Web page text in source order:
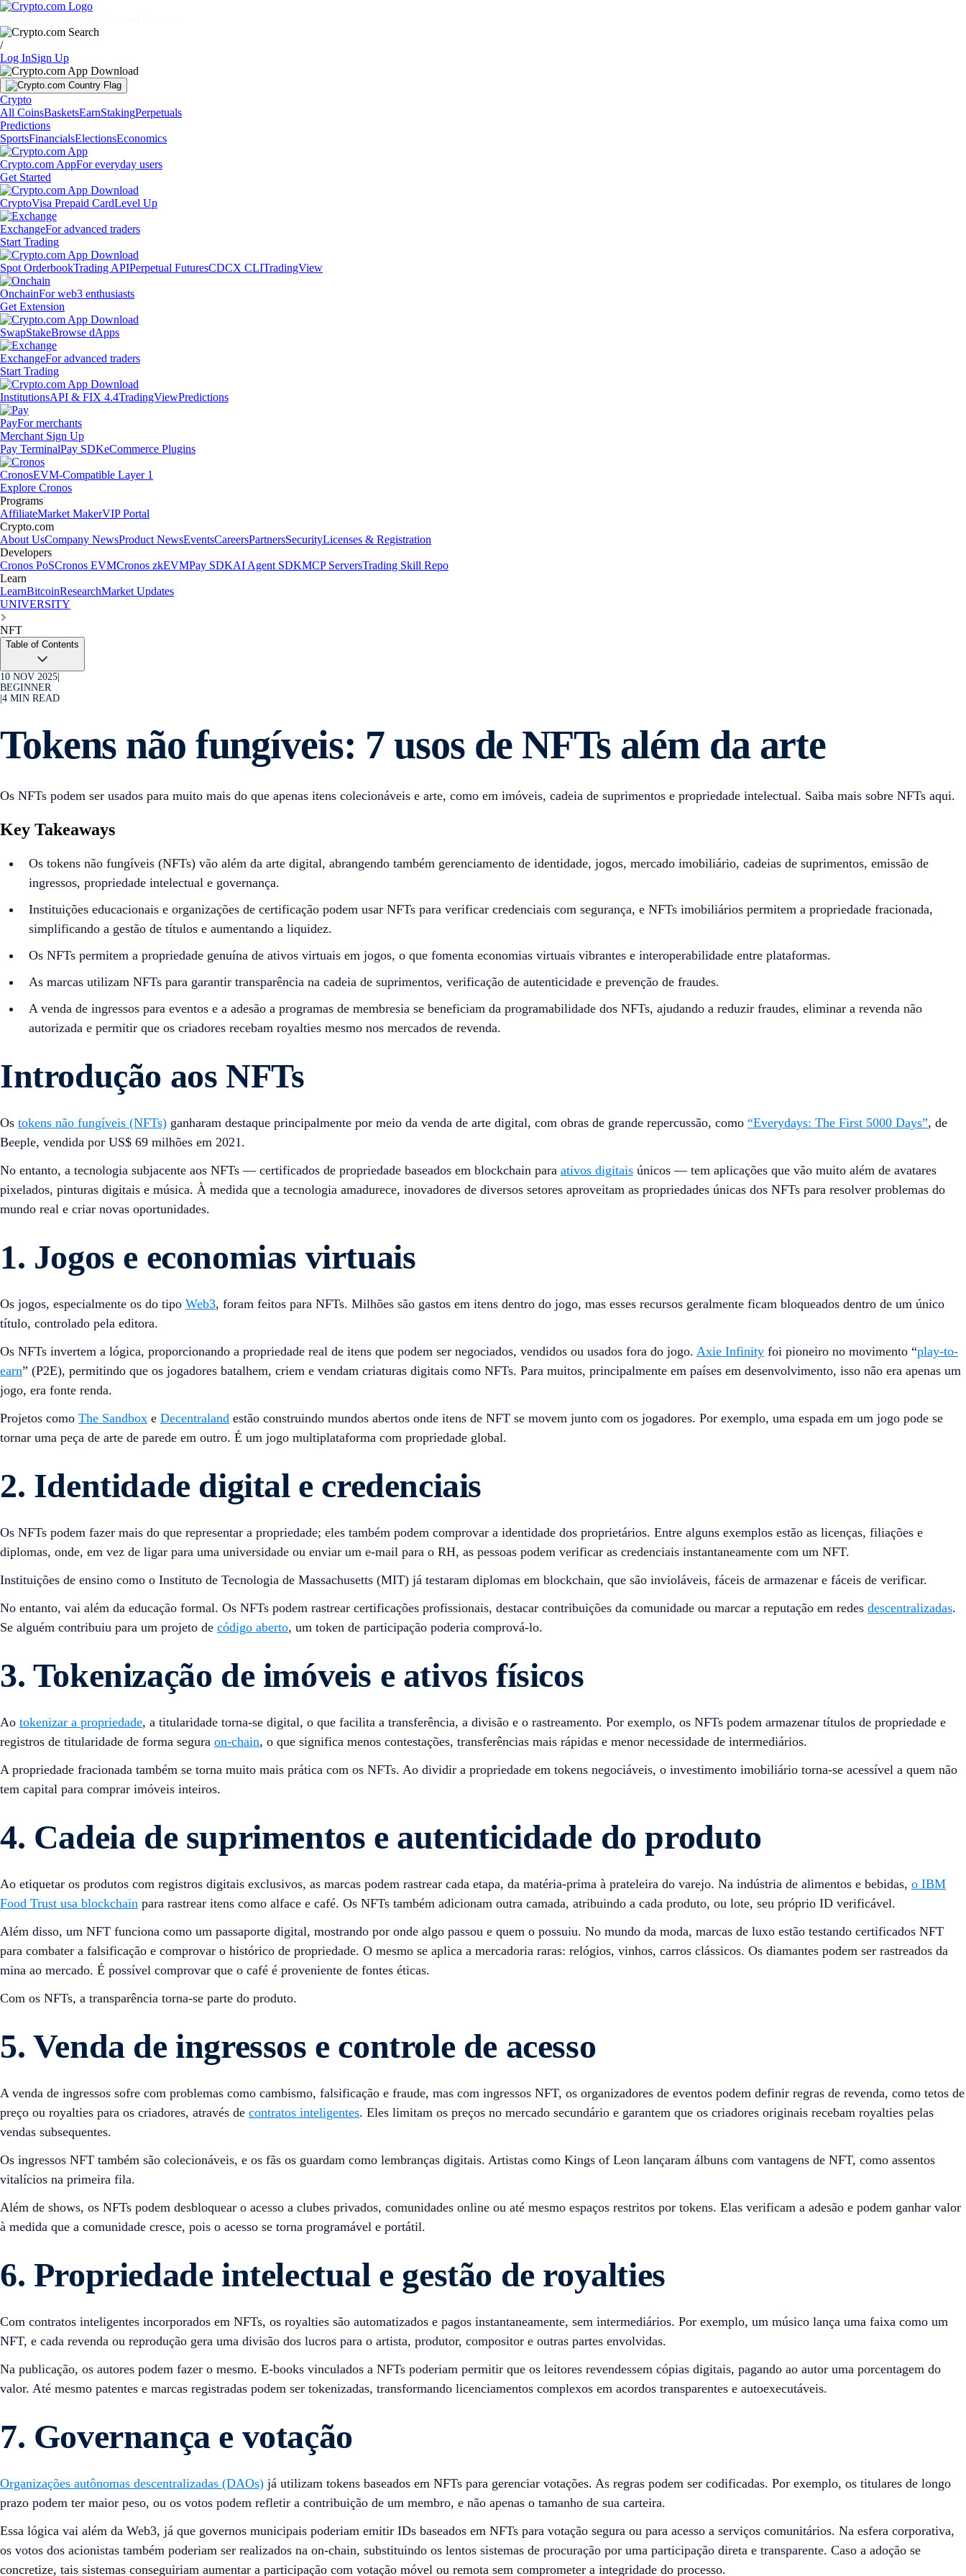
/
Log InSign Up
Crypto
All CoinsBasketsEarnStakingPerpetuals
Predictions
SportsFinancialsElectionsEconomics
Crypto.com AppFor everyday users
Get Started
CryptoVisa Prepaid CardLevel Up
ExchangeFor advanced traders
Start Trading
Spot OrderbookTrading APIPerpetual FuturesCDCX CLITradingView
OnchainFor web3 enthusiasts
Get Extension
SwapStakeBrowse dApps
ExchangeFor advanced traders
Start Trading
InstitutionsAPI & FIX 4.4TradingViewPredictions
PayFor merchants
Merchant Sign Up
Pay TerminalPay SDKeCommerce Plugins
CronosEVM-Compatible Layer 1
Explore Cronos
Programs
AffiliateMarket MakerVIP Portal
Crypto.com
About UsCompany NewsProduct NewsEventsCareersPartnersSecurityLicenses & Registration
Developers
Cronos PoSCronos EVMCronos zkEVMPay SDKAI Agent SDKMCP ServersTrading Skill Repo
Learn
LearnBitcoinResearchMarket Updates
UNIVERSITY
NFT
Table of Contents
10 NOV 2025
BEGINNER
4 MIN READ
Tokens não fungíveis: 7 usos de NFTs além da arte
Os NFTs podem ser usados para muito mais do que apenas itens colecionáveis e arte, como em imóveis, cadeia de suprimentos e propriedade intelectual. Saiba mais sobre NFTs aqui.
Key Takeaways
Os tokens não fungíveis (NFTs) vão além da arte digital, abrangendo também gerenciamento de identidade, jogos, mercado imobiliário, cadeias de suprimentos, emissão de
ingressos, propriedade intelectual e governança.
Instituições educacionais e organizações de certificação podem usar NFTs para verificar credenciais com segurança, e NFTs imobiliários permitem a propriedade fracionada,
simplificando a gestão de títulos e aumentando a liquidez.
Os NFTs permitem a propriedade genuína de ativos virtuais em jogos, o que fomenta economias virtuais vibrantes e interoperabilidade entre plataformas.
As marcas utilizam NFTs para garantir transparência na cadeia de suprimentos, verificação de autenticidade e prevenção de fraudes.
A venda de ingressos para eventos e a adesão a programas de membresia se beneficiam da programabilidade dos NFTs, ajudando a reduzir fraudes, eliminar a revenda não
autorizada e permitir que os criadores recebam royalties mesmo nos mercados de revenda.
Introdução aos NFTs
Os tokens não fungíveis (NFTs) ganharam destaque principalmente por meio da venda de arte digital, com obras de grande repercussão, como “Everydays: The First 5000 Days”, de
Beeple, vendida por US$ 69 milhões em 2021.
No entanto, a tecnologia subjacente aos NFTs — certificados de propriedade baseados em blockchain para ativos digitais únicos — tem aplicações que vão muito além de avatares
pixelados, pinturas digitais e música. À medida que a tecnologia amadurece, inovadores de diversos setores aproveitam as propriedades únicas dos NFTs para resolver problemas do
mundo real e criar novas oportunidades.
1. Jogos e economias virtuais
Os jogos, especialmente os do tipo Web3, foram feitos para NFTs. Milhões são gastos em itens dentro do jogo, mas esses recursos geralmente ficam bloqueados dentro de um único
título, controlado pela editora.
Os NFTs invertem a lógica, proporcionando a propriedade real de itens que podem ser negociados, vendidos ou usados ​​fora do jogo. Axie Infinity foi pioneiro no movimento “play-to-
earn” (P2E), permitindo que os jogadores batalhem, criem e vendam criaturas digitais como NFTs. Para muitos, principalmente em países em desenvolvimento, isso não era apenas um
jogo, era fonte renda.
Projetos como The Sandbox e Decentraland estão construindo mundos abertos onde itens de NFT se movem junto com os jogadores. Por exemplo, uma espada em um jogo pode se
tornar uma peça de arte de parede em outro. É um jogo multiplataforma com propriedade global.
2. Identidade digital e credenciais
Os NFTs podem fazer mais do que representar a propriedade; eles também podem comprovar a identidade dos proprietários. Entre alguns exemplos estão as licenças, filiações e
diplomas, onde, em vez de ligar para uma universidade ou enviar um e-mail para o RH, as pessoas podem verificar as credenciais instantaneamente com um NFT.
Instituições de ensino como o Instituto de Tecnologia de Massachusetts (MIT) já testaram diplomas em blockchain, que são invioláveis, fáceis de armazenar e fáceis de verificar.
No entanto, vai além da educação formal. Os NFTs podem rastrear certificações profissionais, destacar contribuições da comunidade ou marcar a reputação em redes descentralizadas.
Se alguém contribuiu para um projeto de código aberto, um token de participação poderia comprová-lo.
3. Tokenização de imóveis e ativos físicos
Ao tokenizar a propriedade, a titularidade torna-se digital, o que facilita a transferência, a divisão e o rastreamento. Por exemplo, os NFTs podem armazenar títulos de propriedade e
registros de titularidade de forma segura on-chain, o que significa menos contestações, transferências mais rápidas e menor necessidade de intermediários.
A propriedade fracionada também se torna muito mais prática com os NFTs. Ao dividir a propriedade em tokens negociáveis, o investimento imobiliário torna-se acessível a quem não
tem capital para comprar imóveis inteiros.
4. Cadeia de suprimentos e autenticidade do produto
Ao etiquetar os produtos com registros digitais exclusivos, as marcas podem rastrear cada etapa, da matéria-prima à prateleira do varejo. Na indústria de alimentos e bebidas, o IBM
Food Trust usa blockchain para rastrear itens como alface e café. Os NFTs também adicionam outra camada, atribuindo a cada produto, ou lote, seu próprio ID verificável.
Além disso, um NFT funciona como um passaporte digital, mostrando por onde algo passou e quem o possuiu. No mundo da moda, marcas de luxo estão testando certificados NFT
para combater a falsificação e comprovar o histórico de propriedade. O mesmo se aplica a mercadoria raras: relógios, vinhos, carros clássicos. Os diamantes podem ser rastreados da
mina ao mercado. É possível comprovar que o café é proveniente de fontes éticas.
Com os NFTs, a transparência torna-se parte do produto.
5. Venda de ingressos e controle de acesso
A venda de ingressos sofre com problemas como cambismo, falsificação e fraude, mas com ingressos NFT, os organizadores de eventos podem definir regras de revenda, como tetos de
preço ou royalties para os criadores, através de contratos inteligentes. Eles limitam os preços no mercado secundário e garantem que os criadores originais recebam royalties pelas
vendas subsequentes.
Os ingressos NFT também são colecionáveis, e os fãs os guardam como lembranças digitais. Artistas como Kings of Leon lançaram álbuns com vantagens de NFT, como assentos
vitalícios na primeira fila.
Além de shows, os NFTs podem desbloquear o acesso a clubes privados, comunidades online ou até mesmo espaços restritos por tokens. Elas verificam a adesão e podem ganhar valor
à medida que a comunidade cresce, pois o acesso se torna programável e portátil.
6. Propriedade intelectual e gestão de royalties
Com contratos inteligentes incorporados em NFTs, os royalties são automatizados e pagos instantaneamente, sem intermediários. Por exemplo, um músico lança uma faixa como um
NFT, e cada revenda ou reprodução gera uma divisão dos lucros para o artista, produtor, compositor e outras partes envolvidas.
Na publicação, os autores podem fazer o mesmo. E-books vinculados a NFTs poderiam permitir que os leitores revendessem cópias digitais, pagando ao autor uma porcentagem do
valor. Até mesmo patentes e marcas registradas podem ser tokenizadas, transformando licenciamentos complexos em acordos transparentes e autoexecutáveis.
7. Governança e votação
Organizações autônomas descentralizadas (DAOs) já utilizam tokens baseados em NFTs para gerenciar votações. As regras podem ser codificadas. Por exemplo, os titulares de longo
prazo podem ter maior peso, ou os votos podem refletir a contribuição de um membro, e não apenas o tamanho de sua carteira.
Essa lógica vai além da Web3, já que governos municipais poderiam emitir IDs baseados em NFTs para votação segura ou para acesso a serviços comunitários. Na esfera corporativa,
os votos dos acionistas também poderiam ser realizados na on-chain, substituindo os lentos sistemas de procuração por uma participação direta e transparente. Caso a adoção se
concretize, tais sistemas conseguiriam aumentar a participação com votação móvel ou remota sem comprometer a integridade do processo.